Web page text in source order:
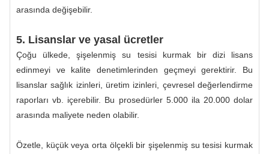
arasında değişebilir.
5. Lisanslar ve yasal ücretler
Çoğu ülkede, şişelenmiş su tesisi kurmak bir dizi lisans
edinmeyi ve kalite denetimlerinden geçmeyi gerektirir. Bu
lisanslar sağlık izinleri, üretim izinleri, çevresel değerlendirme
raporları vb. içerebilir. Bu prosedürler 5.000 ila 20.000 dolar
arasında maliyete neden olabilir.
Özetle, küçük veya orta ölçekli bir şişelenmiş su tesisi kurmak